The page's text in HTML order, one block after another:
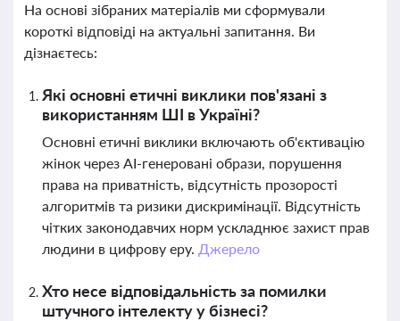
На основі зібраних матеріалів ми сформували
короткі відповіді на актуальні запитання. Ви
дізнаєтесь:
Які основні етичні виклики пов'язані з
використанням ШІ в Україні?
Основні етичні виклики включають об'єктивацію
жінок через AI-генеровані образи, порушення
права на приватність, відсутність прозорості
алгоритмів та ризики дискримінації. Відсутність
чітких законодавчих норм ускладнює захист прав
людини в цифрову еру. Джерело
Хто несе відповідальність за помилки
штучного інтелекту у бізнесі?